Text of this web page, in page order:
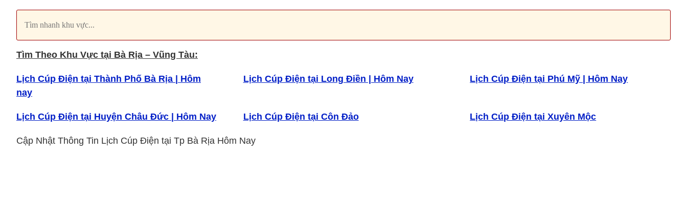
Tìm Theo Khu Vực tại Bà Rịa – Vũng Tàu:
Lịch Cúp Điện tại Thành Phố Bà Rịa | Hôm
nay
Lịch Cúp Điện tại Long Điền | Hôm Nay Lịch Cúp Điện tại Phú Mỹ | Hôm Nay
Lịch Cúp Điện tại Huyện Châu Đức | Hôm Nay Lịch Cúp Điện tại Côn Đảo Lịch Cúp Điện tại Xuyên Mộc
Cập Nhật Thông Tin Lịch Cúp Điện tại Tp Bà Rịa Hôm Nay